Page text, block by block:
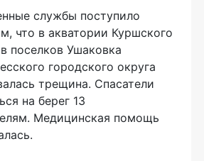
службы поступило
что в акватории Куршского
поселков Ушаковка
городского округа
трещина. Спасатели
на берег 13
. Медицинская помощь